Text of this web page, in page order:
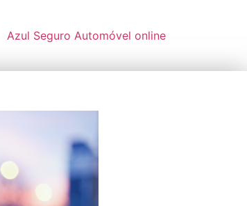
Azul Seguro Automóvel online